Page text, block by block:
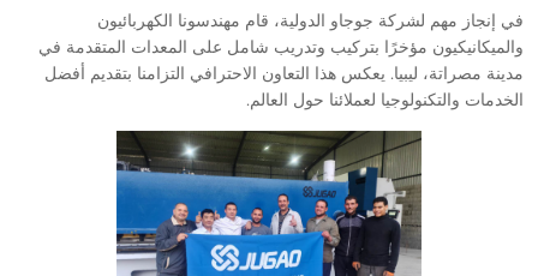
في إنجاز مهم لشركة جوجاو الدولية، قام مهندسونا الكهربائيون
والميكانيكيون مؤخرًا بتركيب وتدريب شامل على المعدات المتقدمة في
مدينة مصراتة، ليبيا. يعكس هذا التعاون الاحترافي التزامنا بتقديم أفضل
الخدمات والتكنولوجيا لعملائنا حول العالم.